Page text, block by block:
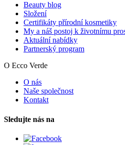
Beauty blog
Složení
Certifikáty přírodní kosmetiky
My a náš postoj k životnímu
Aktuální nabídky
Partnerský program
O Ecco Verde
O nás
Naše společnost
Kontakt
Sledujte nás na